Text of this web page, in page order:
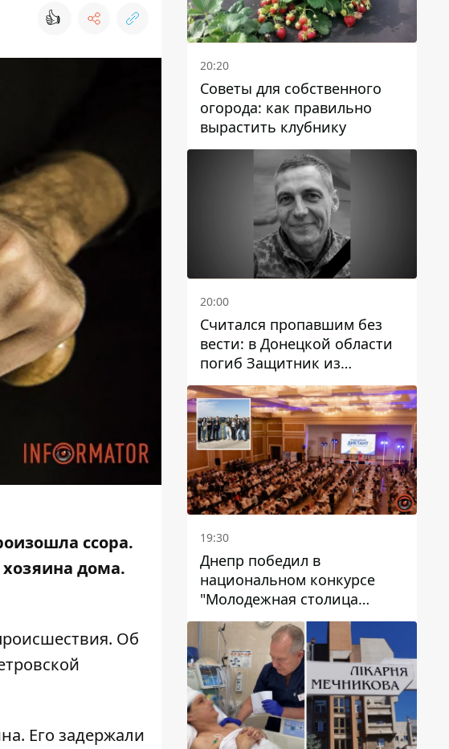
👍
ссора.
дома.
Об
Его задержали
20:20
Советы для собственного
огорода: как правильно
вырастить клубнику
20:00
Считался пропавшим без
вести: в Донецкой области
погиб Защитник из
Каменского Антон
Красовский
19:30
Днепр победил в
национальном конкурсе
"Молодежная столица
Украины – 2026"